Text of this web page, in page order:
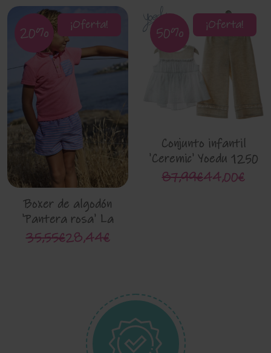
¡Oferta!
20%
Boxer de algodón
'Pantera rosa' La
Martinica 10804
35,55€28,44€
¡Oferta!
50%
Conjunto infantil
'Ceremic' Yoedu 1250
87,99€44,00€